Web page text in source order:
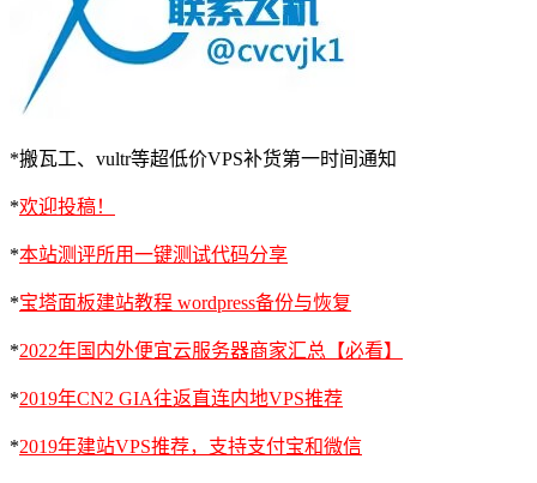
*搬瓦工、vultr等超低价VPS补货第一时间通知
*欢迎投稿！
*本站测评所用一键测试代码分享
*宝塔面板建站教程 wordpress备份与恢复
*2022年国内外便宜云服务器商家汇总【必看】
*2019年CN2 GIA往返直连内地VPS推荐
*2019年建站VPS推荐，支持支付宝和微信